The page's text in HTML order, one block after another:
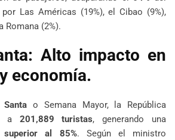
Las Américas (19%), el Cibao (9%),
Romana (2%).
Alto impacto en
economía.
Santa o Semana Mayor, la República
a 201,889 turistas, generando una
superior al 85%. Según el ministro